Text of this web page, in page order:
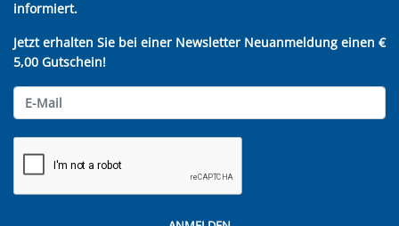
informiert.
Jetzt erhalten Sie bei einer Newsletter Neuanmeldung einen €
5,00 Gutschein!